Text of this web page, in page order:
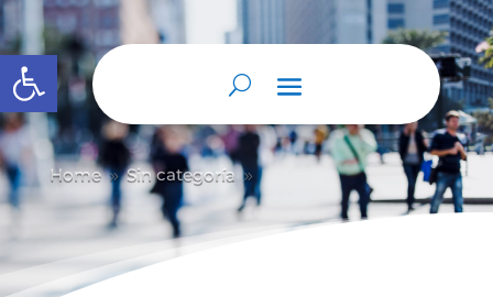
Abrir barra de herramientas
Home 9 Sin categoría 9